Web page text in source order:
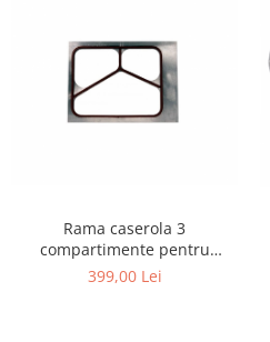
Rama caserola 3
compartimente pentru
masina de termosudat
399,00 Lei